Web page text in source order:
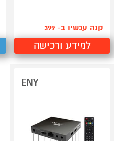
קנה עכשיו ב- 399
למידע ורכישה
ENY